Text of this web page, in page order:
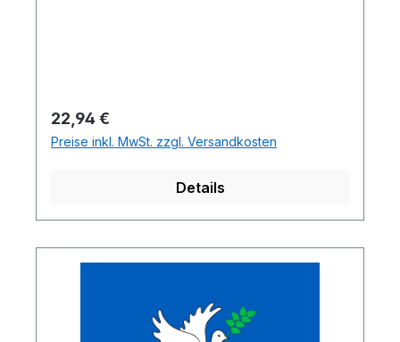
Regulärer Preis:
22,94 €
Preise inkl. MwSt. zzgl. Versandkosten
Details